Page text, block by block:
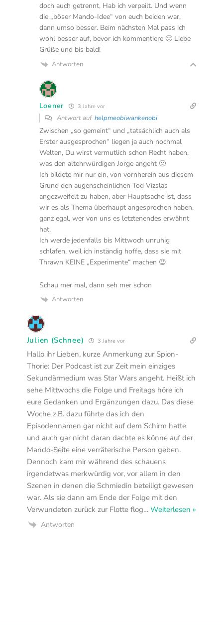
doch auch getrennt, Hab ich verpeilt. Und wenn
die „böser Mando-Idee“ von euch beiden war,
dann umso besser. Beim nächsten Mal pass ich
wohl besser auf, bevor ich kommentiere 🙂 Liebe
Grüße und bis bald!
Antworten
Loener 3 Jahre vor
Antwort auf helpmeobiwankenobi
Zwischen „so gemeint“ und „tatsächlich auch als
Erster ausgesprochen“ liegen ja auch nochmal
Welten, Du wirst vermutlich schon Recht haben,
was den altehrwürdigen Jorge angeht 🙂
Ich bildete mir nur ein, von vornherein aus diesem
Grund den augenscheinlichen Tod Vizslas
angezweifelt zu haben, aber Hauptsache ist, dass
wir es als Thema überhaupt angesprochen haben,
ganz egal, wer von uns es letztenendes erwähnt
hat.
Ich werde jedenfalls bis Mittwoch unruhig
schlafen, weil ich inständig hoffe, dass sie mit
Thrawn KEINE „Experimente“ machen 😉
Schau mer mal, dann seh mer schon
Antworten
Julien (Schnee) 3 Jahre vor
Hallo ihr Lieben, kurze Anmerkung zur Spion-
Thorie: Der Podcast ist zur Zeit mein einziges
Sekundärmedium was Star Wars angeht. Heißt ich
sehe Mittwochs die Folge und Freitags höre ich
eure Gedanken und Ergänzungen dazu. Das diese
Woche z.B. dazu führte das ich den
Episodennamen gar nicht auf dem Schirm hatte
und auch gar nicht daran dachte es könne auf der
Mando-Seite eine verräterische Person geben.
Dennoch kam mir während des schauens
irgendetwas merkwürdig vor, vor allem in den
Szenen in denen die Schmiedin beteiligt gewesen
war. Als sie dann am Ende der Folge mit den
Verwundeten zurück zur Flotte flog… Weiterlesen »
Antworten